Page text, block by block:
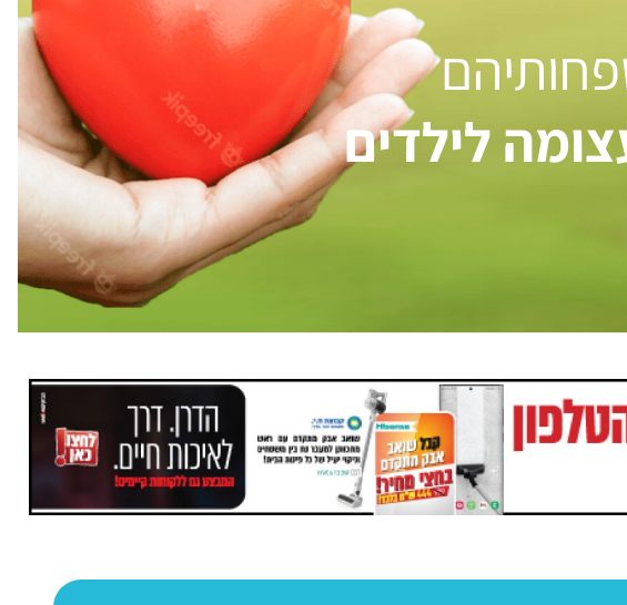
לילדים